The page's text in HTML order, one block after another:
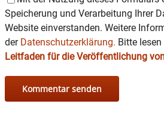
Speicherung und Verarbeitung Ihrer
Website einverstanden. Weitere
der Datenschutzerklärung. Bitte
Leitfaden für die Veröffentlichung